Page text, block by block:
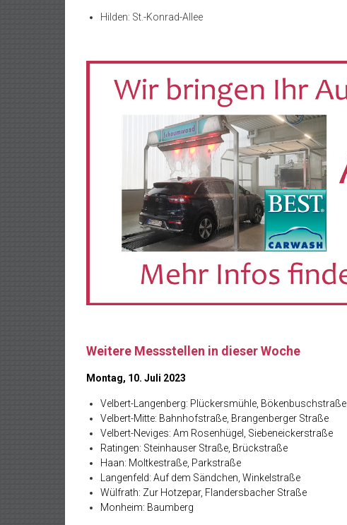
Hilden: St.-Konrad-Allee
Weitere Messstellen in dieser Woche
Montag, 10. Juli 2023
Velbert-Langenberg: Plückersmühle, Bökenbuschstraße
Velbert-Mitte: Bahnhofstraße, Brangenberger Straße
Velbert-Neviges: Am Rosenhügel, Siebeneickerstraße
Ratingen: Steinhauser Straße, Brückstraße
Haan: Moltkestraße, Parkstraße
Langenfeld: Auf dem Sändchen, Winkelstraße
Wülfrath: Zur Hotzepar, Flandersbacher Straße
Monheim: Baumberg